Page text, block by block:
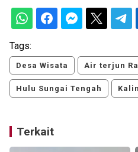
Tags:
Desa Wisata Air terjun
Hulu Sungai Tengah
Terkait